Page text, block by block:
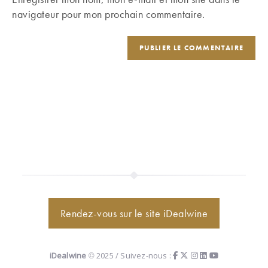
(facultatif)
navigateur pour mon prochain commentaire.
Rendez-vous sur le site iDealwine
iDealwine © 2025 / Suivez-nous :